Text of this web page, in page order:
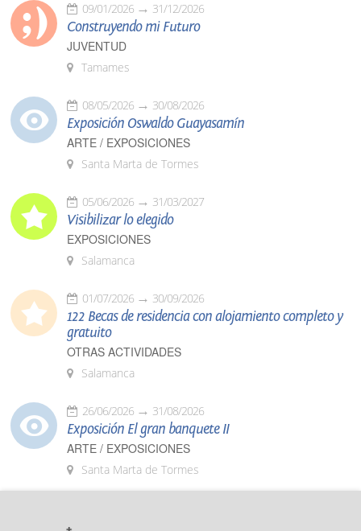
09/01/2026 31/12/2026
Construyendo mi Futuro
JUVENTUD
Tamames
08/05/2026 30/08/2026
Exposición Oswaldo Guayasamín
ARTE / EXPOSICIONES
Santa Marta de Tormes
05/06/2026 31/03/2027
Visibilizar lo elegido
EXPOSICIONES
Salamanca
01/07/2026 30/09/2026
122 Becas de residencia con alojamiento completo y
gratuito
OTRAS ACTIVIDADES
Salamanca
26/06/2026 31/08/2026
Exposición El gran banquete II
ARTE / EXPOSICIONES
Santa Marta de Tormes